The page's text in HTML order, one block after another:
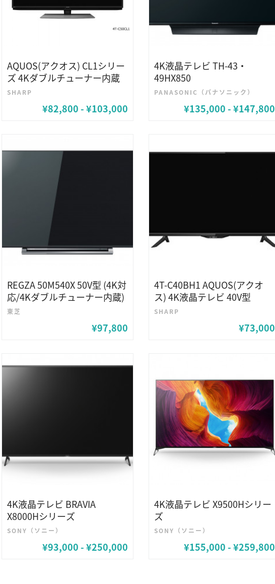
AQUOS(アクオス) CL1シリー
ズ 4Kダブルチューナー内蔵
SHARP
¥82,800 - ¥103,000
4K液晶テレビ TH-43・
49HX850
PANASONIC（パナソニック）
¥135,000 - ¥147,800
REGZA 50M540X 50V型 (4K対
応/4Kダブルチューナー内蔵)
東芝
¥97,800
4T-C40BH1 AQUOS(アクオ
ス) 4K液晶テレビ 40V型
SHARP
¥73,000
4K液晶テレビ BRAVIA
X8000Hシリーズ
SONY（ソニー）
¥93,000 - ¥250,000
4K液晶テレビ X9500Hシリー
ズ
SONY（ソニー）
¥155,000 - ¥259,800